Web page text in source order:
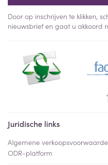
Door op inschrijven te klikken,
nieuwsbrief en gaat u akkoord
Juridische links
Algemene
ODR-platform